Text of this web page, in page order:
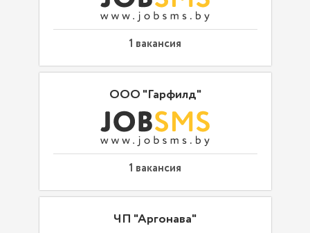
1 вакансия
ООО "Гарфилд"
1 вакансия
ЧП "Аргонава"